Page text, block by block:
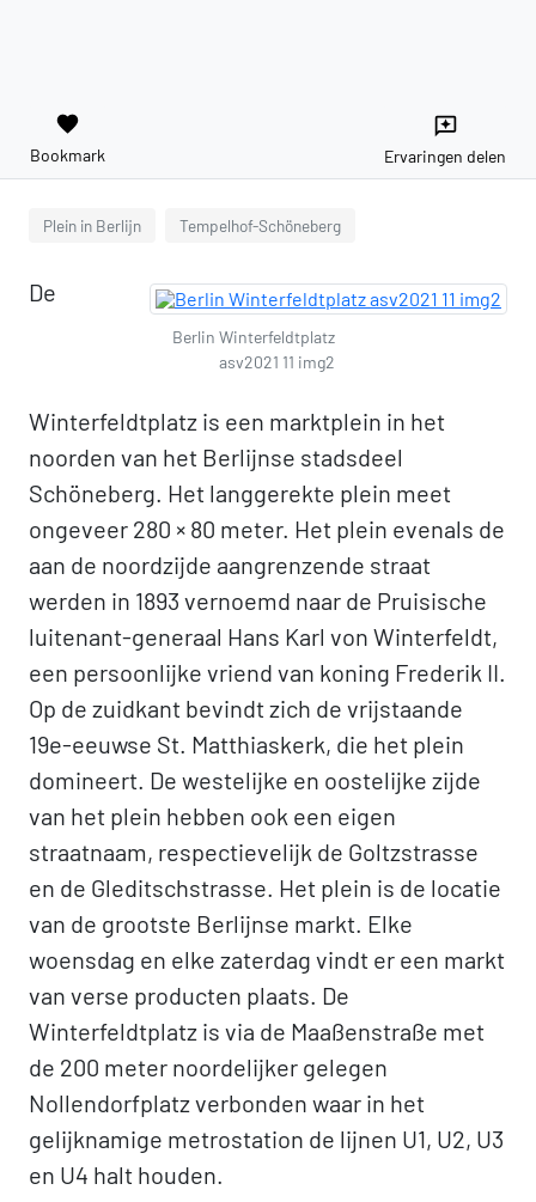
favorite
Bookmark
reviews
Ervaringen delen
Plein in Berlijn Tempelhof-Schöneberg
Berlin Winterfeldtplatz
asv2021 11 img2
De
Winterfeldtplatz is een marktplein in het
noorden van het Berlijnse stadsdeel
Schöneberg. Het langgerekte plein meet
ongeveer 280 × 80 meter. Het plein evenals de
aan de noordzijde aangrenzende straat
werden in 1893 vernoemd naar de Pruisische
luitenant-generaal Hans Karl von Winterfeldt,
een persoonlijke vriend van koning Frederik II.
Op de zuidkant bevindt zich de vrijstaande
19e-eeuwse St. Matthiaskerk, die het plein
domineert. De westelijke en oostelijke zijde
van het plein hebben ook een eigen
straatnaam, respectievelijk de Goltzstrasse
en de Gleditschstrasse. Het plein is de locatie
van de grootste Berlijnse markt. Elke
woensdag en elke zaterdag vindt er een markt
van verse producten plaats. De
Winterfeldtplatz is via de Maaßenstraße met
de 200 meter noordelijker gelegen
Nollendorfplatz verbonden waar in het
gelijknamige metrostation de lijnen U1, U2, U3
en U4 halt houden.